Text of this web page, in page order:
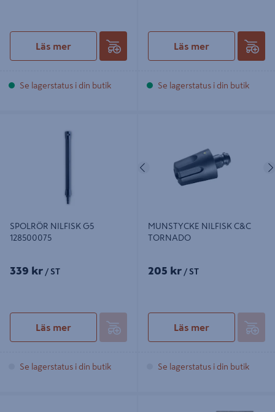
Läs mer
Se lagerstatus i din butik
Läs mer
Se lagerstatus i din butik
SPOLRÖR NILFISK G5
128500075
339 kr / ST
Läs mer
Se lagerstatus i din butik
Föregående
MUNSTYCKE NILFISK C&C
TORNADO
205 kr / ST
Läs mer
Se lagerstatus i din butik